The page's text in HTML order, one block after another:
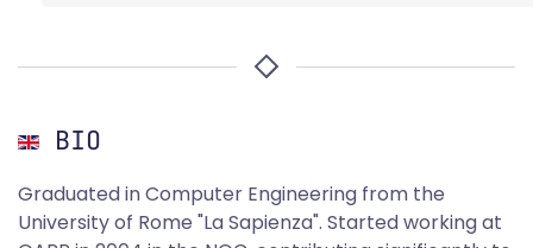
BIO
Graduated in Computer Engineering from the
University of Rome "La Sapienza". Started working at